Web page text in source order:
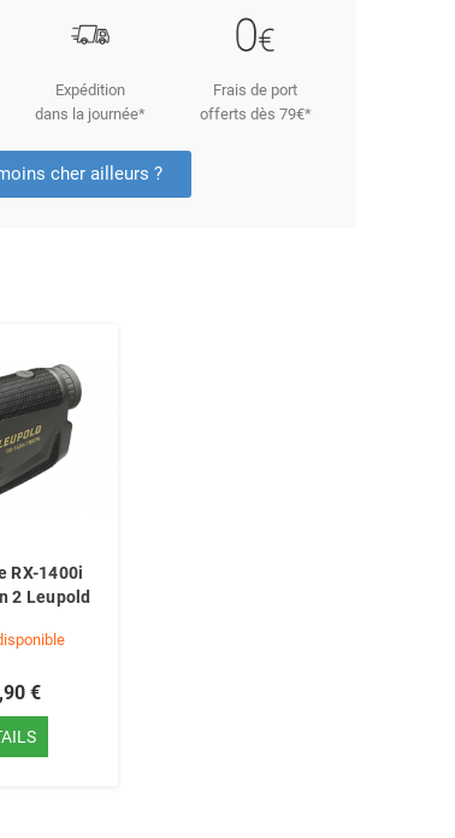
Expédition
dans la journée*
Frais de port
offerts dès 79€*
cher ailleurs ?
RX-1400i
2 Leupold
€